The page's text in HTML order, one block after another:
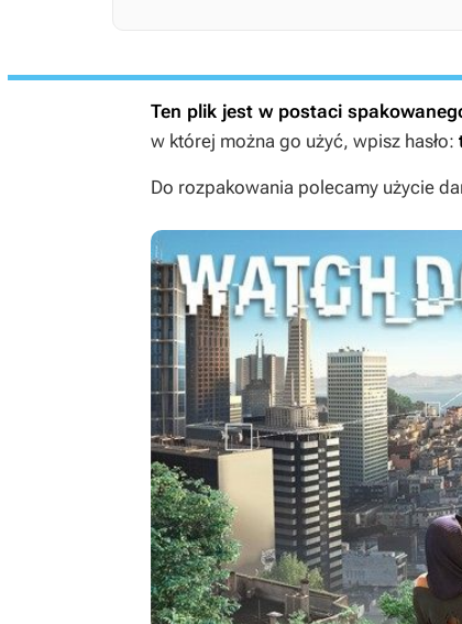
Ten plik jest w postaci
w której można go użyć, wpisz hasło:
Do rozpakowania polecamy użycie